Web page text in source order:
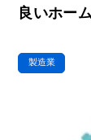
良いホー
製造業